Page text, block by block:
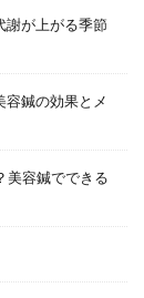
謝が上がる季節
容鍼の効果とメ
美容鍼でできる